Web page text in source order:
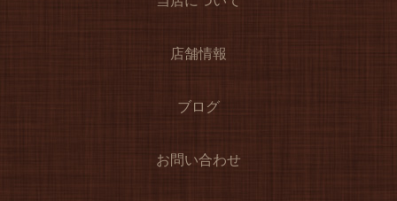
店舗情報
ブログ
お問い合わせ